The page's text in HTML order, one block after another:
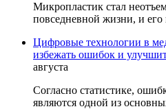
Микропластик стал
повседневной жизни, и его
Цифровые технологии в
избежать ошибок и
августа
Согласно статистике,
являются одной из